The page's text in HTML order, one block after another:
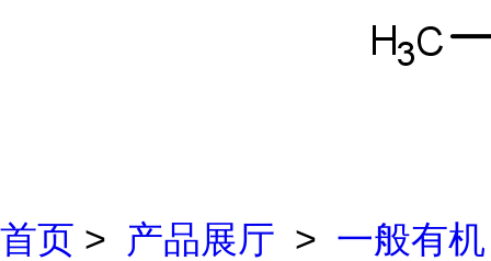
首页 > 产品展厅 > 一般有机